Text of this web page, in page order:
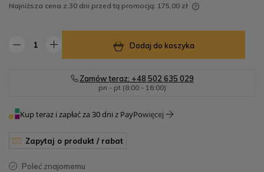
Najniższa cena z 30 dni przed tą promocją: 175,00 zł
produkt pojawił się w sprzedaży.Dodaj do koszyka
Zamów teraz: +48 502 635 029
pn - pt (8:00 - 16:00)
Kup teraz i zapłać za 30 dni z PayPowięcej
zapytaj o produkt / rabat
poleć znajomemu